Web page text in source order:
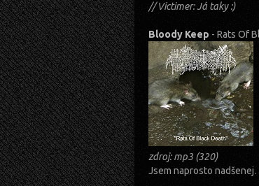
// Victimer: Já taky :)
Bloody Keep - Rats Of
zdroj: mp3 (320)
Jsem naprosto